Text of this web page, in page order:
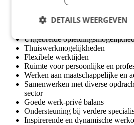
Tijdelijk contract met uitzicht op
Uitgebreide
Thuiswerkmogelijkheden
Flexibele werktijden
Ruimte voor persoonlijke en
Werken aan maatschappelijke en
Samenwerken met diverse
sector
Goede werk-privé balans
Ondersteuning bij verdere
Inspirerende en dynamische
DETAILS WEERGEVEN